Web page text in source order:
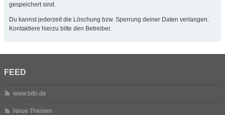
gespeichert sind.
Du kannst jederzeit die Löschung bzw. Sperrung deiner Daten verlangen.
Kontaktiere hierzu bitte den Betreiber.
FEED
www.bifo.de
Neue Themen